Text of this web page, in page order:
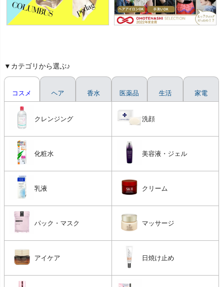
▼カテゴリから選ぶ♪
コスメ
クレンジング 洗顔
化粧水 美容液・ジェル
乳液 クリーム
パック・マスク マッサージ
アイケア 日焼け止め
ヘア 香水 医薬品 生活 家電